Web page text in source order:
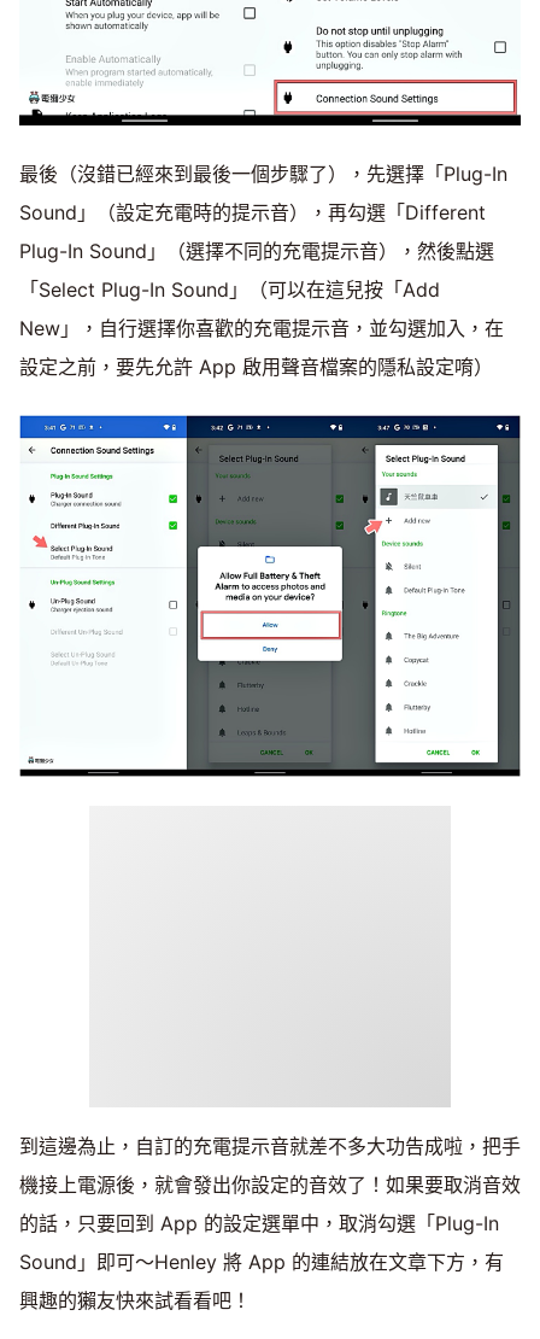
最後（沒錯已經來到最後一個步驟了），先選擇「Plug-In
Sound」（設定充電時的提示音），再勾選「Different
Plug-In Sound」（選擇不同的充電提示音），然後點選
「Select Plug-In Sound」（可以在這兒按「Add
New」，自行選擇你喜歡的充電提示音，並勾選加入，在
設定之前，要先允許 App 啟用聲音檔案的隱私設定唷）
到這邊為止，自訂的充電提示音就差不多大功告成啦，把手
機接上電源後，就會發出你設定的音效了！如果要取消音效
的話，只要回到 App 的設定選單中，取消勾選「Plug-In
Sound」即可～Henley 將 App 的連結放在文章下方，有
興趣的獺友快來試看看吧！